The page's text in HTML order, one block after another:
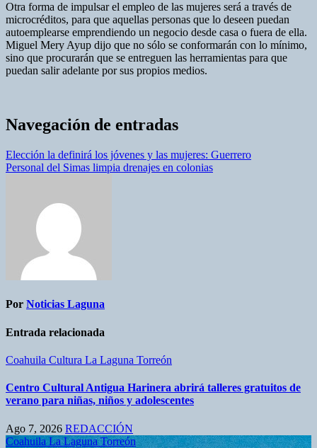
Otra forma de impulsar el empleo de las mujeres será a través de
microcréditos, para que aquellas personas que lo deseen puedan
autoemplearse emprendiendo un negocio desde casa o fuera de ella.
Miguel Mery Ayup dijo que no sólo se conformarán con lo mínimo,
sino que procurarán que se entreguen las herramientas para que
puedan salir adelante por sus propios medios.
Navegación de entradas
Elección la definirá los jóvenes y las mujeres: Guerrero
Personal del Simas limpia drenajes en colonias
Por Noticias Laguna
Entrada relacionada
Coahuila Cultura La Laguna Torreón
Centro Cultural Antigua Harinera abrirá talleres gratuitos de
verano para niñas, niños y adolescentes
Ago 7, 2026 REDACCIÓN
CoahuilaLa LagunaTorreón